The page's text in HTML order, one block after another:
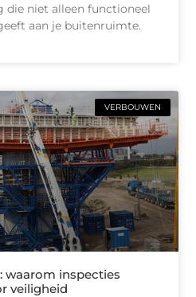
die niet alleen functioneel
aan je buitenruimte.
VERBOUWEN
waarom inspecties
veiligheid